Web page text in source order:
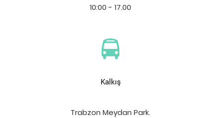
10:00 - 17.00
Kalkış
Trabzon Meydan Park.